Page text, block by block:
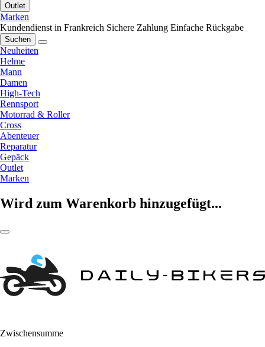
Outlet
Marken
Kundendienst in Frankreich Sichere Zahlung Einfache Rückgabe
Suchen
Neuheiten
Helme
Mann
Damen
High-Tech
Rennsport
Motorrad & Roller
Cross
Abenteuer
Reparatur
Gepäck
Outlet
Marken
Wird zum Warenkorb hinzugefügt...
Zwischensumme